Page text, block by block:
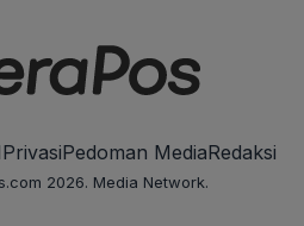
PrivasiPedoman MediaRedaksi
2026. Media Network.